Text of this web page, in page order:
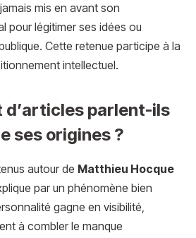
mis en avant son
pour légitimer ses idées ou
Cette retenue participe à la
intellectuel.
d’articles parlent-ils
ses origines ?
autour de Matthieu Hocque
par un phénomène bien
gagne en visibilité,
à combler le manque